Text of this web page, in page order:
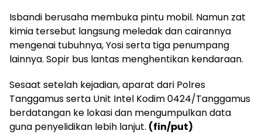
Isbandi berusaha membuka pintu mobil. Namun zat
kimia tersebut langsung meledak dan cairannya
mengenai tubuhnya, Yosi serta tiga penumpang
lainnya. Sopir bus lantas menghentikan kendaraan.
Sesaat setelah kejadian, aparat dari Polres
Tanggamus serta Unit Intel Kodim 0424/Tanggamus
berdatangan ke lokasi dan mengumpulkan data
guna penyelidikan lebih lanjut. (fin/put)